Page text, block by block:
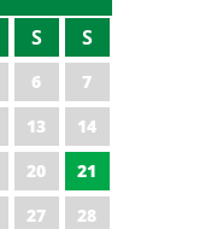
S S
6
7
13
14
20
21
27
28